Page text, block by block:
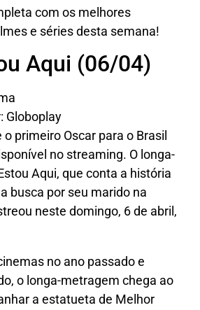
com os melhores
e séries desta semana!
Aqui (06/04)
Globoplay
primeiro Oscar para o Brasil
no streaming. O longa-
Aqui, que conta a história
busca por seu marido na
neste domingo, 6 de abril,
no ano passado e
o longa-metragem chega ao
a estatueta de Melhor